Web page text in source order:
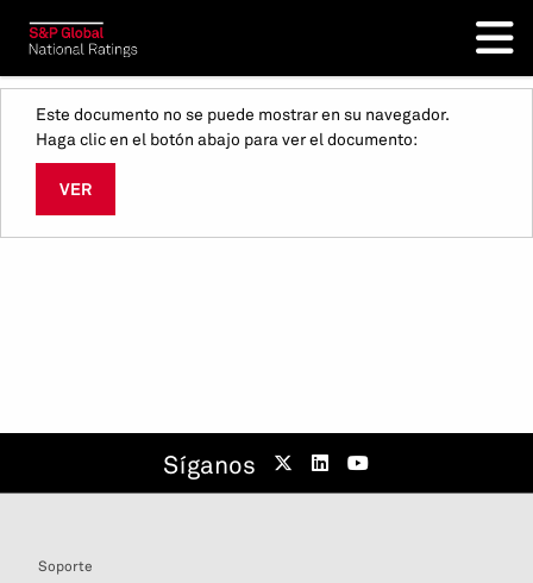
Este documento no se puede mostrar en su navegador.
Haga clic en el botón abajo para ver el documento:
VER
Síganos
Soporte